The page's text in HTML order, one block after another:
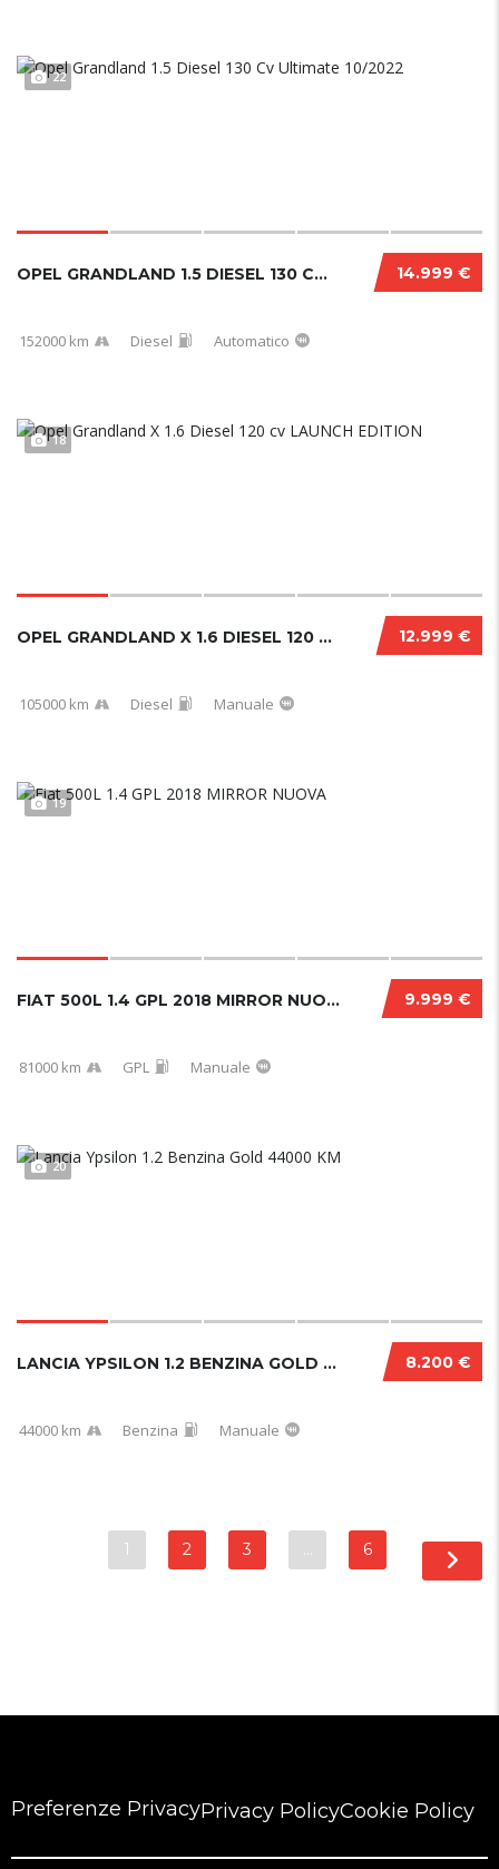
22
14.999 €
OPEL GRANDLAND 1.5 DIESEL 130 CV ULTIMATE 10...
152000 km Diesel Automatico
18
12.999 €
OPEL GRANDLAND X 1.6 DIESEL 120 CV LAUNCH ED...
105000 km Diesel Manuale
19
9.999 €
FIAT 500L 1.4 GPL 2018 MIRROR NUOVA
81000 km GPL Manuale
20
8.200 €
LANCIA YPSILON 1.2 BENZINA GOLD 44000 KM
44000 km Benzina Manuale
1 2 3 … 6
Preferenze PrivacyPrivacy PolicyCookie Policy